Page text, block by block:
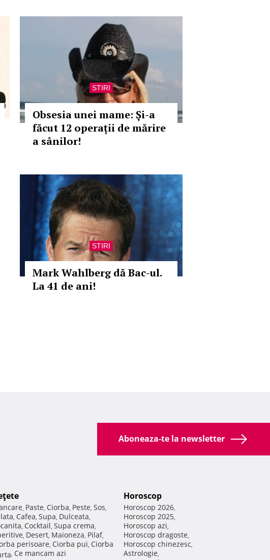
STIRI
Obsesia unei mame: Și-a
făcut 12 operații de mărire
a sânilor!
STIRI
Mark Wahlberg dă Bac-ul.
La 41 de ani!
Aboneaza-te la newsletter
, Paste, Ciorba, Peste, Sos,
, Cafea, Supa, Dulceata,
, Cocktail, Supa crema,
, Desert, Maioneza, Pilaf,
perisoare, Ciorba pui, Ciorba
, Ce mancam azi
Horoscop
Horoscop 2026,
Horoscop 2025,
Horoscop azi,
Horoscop dragoste,
Horoscop chinezesc,
Astrologie,